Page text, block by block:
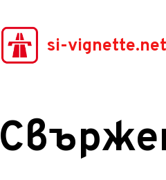
si-vignette.net